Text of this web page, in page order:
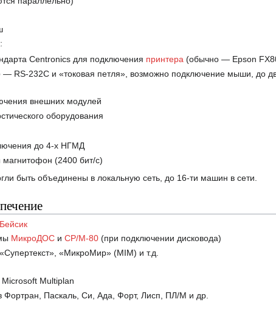
Centronics для подключения принтера(обычно — Epson
— RS-232C и «токовая петля», возможно подключение мыши, до
внешних модулей
оборудования
до 4-х НГМД
магнитофон (2400 бит/с)
быть объединены в локальную сеть, до 16-ти машин в сети.
Бейсик
МикроДОС иCP/M-80 (при подключении дисковода)
«МикроМир» (MIM) и т.д.
Multiplan
Фортран, Паскаль, Си, Ада, Форт, Лисп, ПЛ/М и др.